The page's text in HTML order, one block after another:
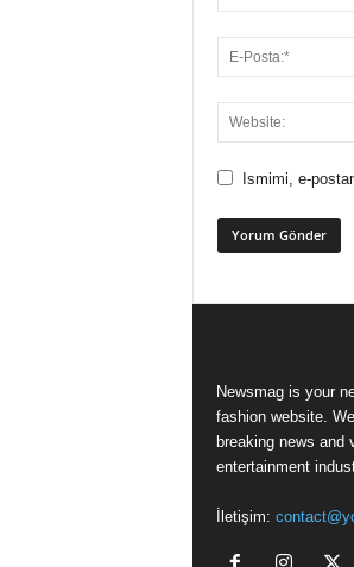
Ismimi, e-
Newsmag is your
fashion website.
breaking news and
entertainment
İletişim: